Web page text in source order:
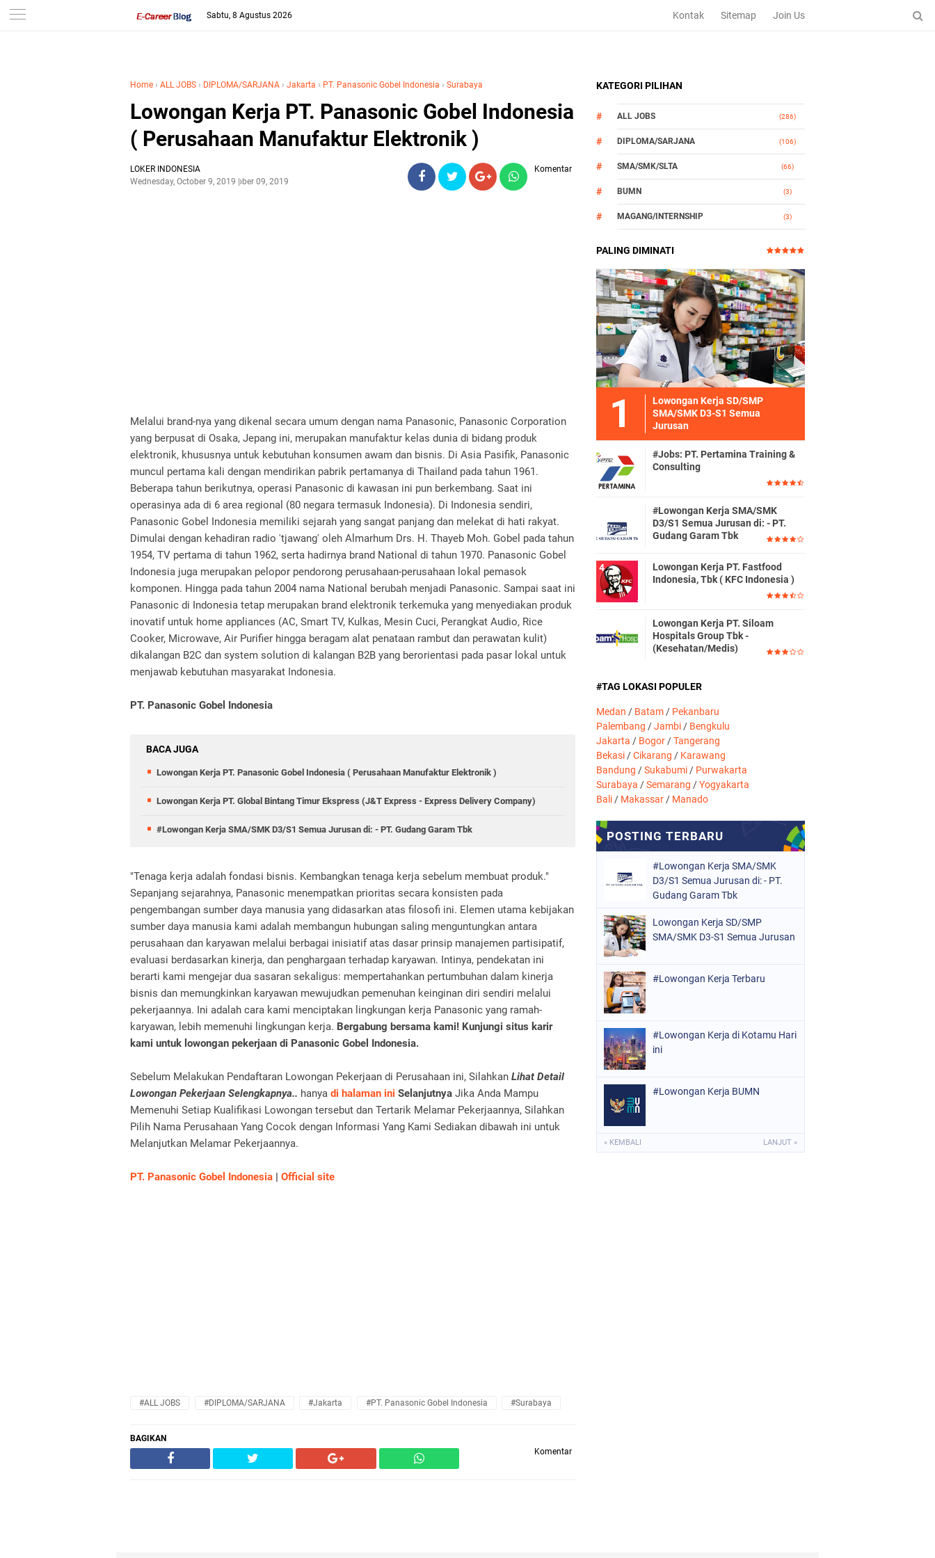
-->
Sabtu, 8 Agustus 2026 Kontak Sitemap Join Us
Home › ALL JOBS › DIPLOMA/SARJANA › Jakarta › PT. Panasonic Gobel Indonesia › Surabaya
Lowongan Kerja PT. Panasonic Gobel Indonesia
( Perusahaan Manufaktur Elektronik )
LOKER INDONESIA
Wednesday, October 9, 2019October 09, 2019
Komentar
Melalui brand-nya yang dikenal secara umum dengan nama Panasonic, Panasonic Corporation
yang berpusat di Osaka, Jepang ini, merupakan manufaktur kelas dunia di bidang produk
elektronik, khususnya untuk kebutuhan konsumen awam dan bisnis. Di Asia Pasifik, Panasonic
muncul pertama kali dengan mendirikan pabrik pertamanya di Thailand pada tahun 1961.
Beberapa tahun berikutnya, operasi Panasonic di kawasan ini pun berkembang. Saat ini
operasinya ada di 6 area regional (80 negara termasuk Indonesia). Di Indonesia sendiri,
Panasonic Gobel Indonesia memiliki sejarah yang sangat panjang dan melekat di hati rakyat.
Dimulai dengan kehadiran radio 'tjawang' oleh Almarhum Drs. H. Thayeb Moh. Gobel pada tahun
1954, TV pertama di tahun 1962, serta hadirnya brand National di tahun 1970. Panasonic Gobel
Indonesia juga merupakan pelopor pendorong perusahaan-perusahaan lokal pemasok
komponen. Hingga pada tahun 2004 nama National berubah menjadi Panasonic. Sampai saat ini
Panasonic di Indonesia tetap merupakan brand elektronik terkemuka yang menyediakan produk
inovatif untuk home appliances (AC, Smart TV, Kulkas, Mesin Cuci, Perangkat Audio, Rice
Cooker, Microwave, Air Purifier hingga beragam alat penataan rambut dan perawatan kulit)
dikalangan B2C dan system solution di kalangan B2B yang berorientasi pada pasar lokal untuk
menjawab kebutuhan masyarakat Indonesia.
PT. Panasonic Gobel Indonesia
BACA JUGA
Lowongan Kerja PT. Panasonic Gobel Indonesia ( Perusahaan Manufaktur Elektronik )
Lowongan Kerja PT. Global Bintang Timur Ekspress (J&T Express - Express Delivery Company)
#Lowongan Kerja SMA/SMK D3/S1 Semua Jurusan di: - PT. Gudang Garam Tbk
"Tenaga kerja adalah fondasi bisnis. Kembangkan tenaga kerja sebelum membuat produk."
Sepanjang sejarahnya, Panasonic menempatkan prioritas secara konsisten pada
pengembangan sumber daya manusia yang didasarkan atas filosofi ini. Elemen utama kebijakan
sumber daya manusia kami adalah membangun hubungan saling menguntungkan antara
perusahaan dan karyawan melalui berbagai inisiatif atas dasar prinsip manajemen partisipatif,
evaluasi berdasarkan kinerja, dan penghargaan terhadap karyawan. Intinya, pendekatan ini
berarti kami mengejar dua sasaran sekaligus: mempertahankan pertumbuhan dalam kinerja
bisnis dan memungkinkan karyawan mewujudkan pemenuhan keinginan diri sendiri melalui
pekerjaannya. Ini adalah cara kami menciptakan lingkungan kerja Panasonic yang ramah-
karyawan, lebih memenuhi lingkungan kerja. Bergabung bersama kami! Kunjungi situs karir
kami untuk lowongan pekerjaan di Panasonic Gobel Indonesia.
Sebelum Melakukan Pendaftaran Lowongan Pekerjaan di Perusahaan ini, Silahkan Lihat Detail
Lowongan Pekerjaan Selengkapnya.. hanya di halaman ini Selanjutnya Jika Anda Mampu
Memenuhi Setiap Kualifikasi Lowongan tersebut dan Tertarik Melamar Pekerjaannya, Silahkan
Pilih Nama Perusahaan Yang Cocok dengan Informasi Yang Kami Sediakan dibawah ini untuk
Melanjutkan Melamar Pekerjaannya.
PT. Panasonic Gobel Indonesia | Official site
#ALL JOBS #DIPLOMA/SARJANA #Jakarta #PT. Panasonic Gobel Indonesia #Surabaya
BAGIKAN
Komentar
KATEGORI PILIHAN
ALL JOBS (286)
DIPLOMA/SARJANA (106)
SMA/SMK/SLTA (66)
BUMN (3)
MAGANG/INTERNSHIP (3)
PALING DIMINATI
Lowongan Kerja SD/SMP
SMA/SMK D3-S1 Semua
Jurusan
#Jobs: PT. Pertamina Training &
Consulting
#Lowongan Kerja SMA/SMK
D3/S1 Semua Jurusan di: - PT.
Gudang Garam Tbk
Lowongan Kerja PT. Fastfood
Indonesia, Tbk ( KFC Indonesia )
Lowongan Kerja PT. Siloam
Hospitals Group Tbk -
(Kesehatan/Medis)
#TAG LOKASI POPULER
Medan / Batam / Pekanbaru
Palembang /Jambi / Bengkulu
Jakarta / Bogor /Tangerang
Bekasi /Cikarang / Karawang
Bandung /Sukabumi / Purwakarta
Surabaya /Semarang /Yogyakarta
Bali / Makassar / Manado
#Lowongan Kerja SMA/SMK
D3/S1 Semua Jurusan di: - PT.
Gudang Garam Tbk
Lowongan Kerja SD/SMP
SMA/SMK D3-S1 Semua Jurusan
#Lowongan Kerja Terbaru
#Lowongan Kerja di Kotamu Hari
ini
#Lowongan Kerja BUMN
« KEMBALI LANJUT »